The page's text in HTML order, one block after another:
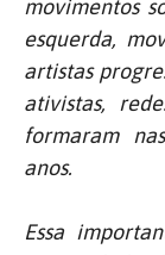
movimentos
esquerda,
artistas
ativistas,
formaram
anos.
Essa